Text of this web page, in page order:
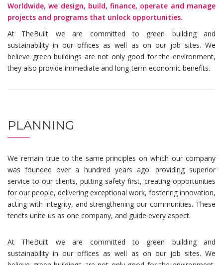
Worldwide, we design, build, finance, operate and manage
projects and programs that unlock opportunities.
At TheBuilt we are committed to green building and
sustainability in our offices as well as on our job sites. We
believe green buildings are not only good for the environment,
they also provide immediate and long-term economic benefits.
PLANNING
We remain true to the same principles on which our company
was founded over a hundred years ago: providing superior
service to our clients, putting safety first, creating opportunities
for our people, delivering exceptional work, fostering innovation,
acting with integrity, and strengthening our communities. These
tenets unite us as one company, and guide every aspect.
At TheBuilt we are committed to green building and
sustainability in our offices as well as on our job sites. We